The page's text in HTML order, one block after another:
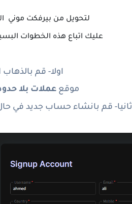
لتحويل من بيرفكت موني
عليك اتباع هذه الخطوات
اولا- قم بالذهاب
موقع عملات بلا
ثانيا- قم بانشاء حساب جديد في